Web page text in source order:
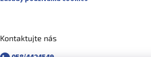
Kontaktujte nás